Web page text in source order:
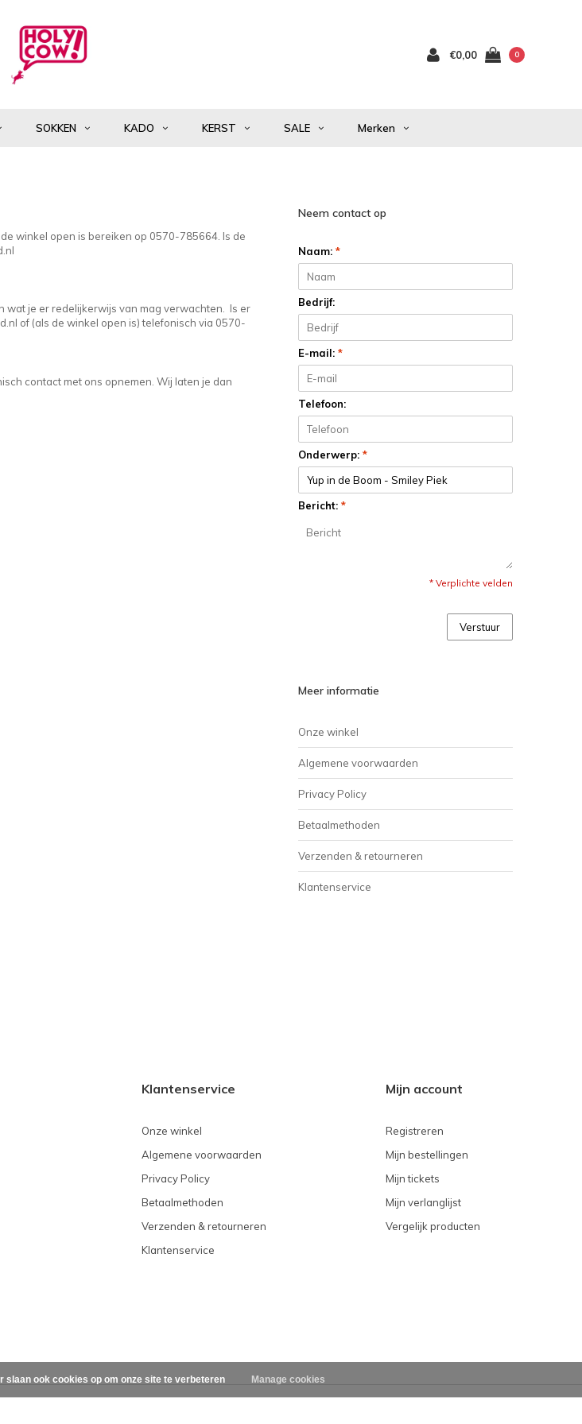
€0,00 0
SOKKEN KADO KERST SALE Merken
winkel open is bereiken op 0570-785664. Is de
wat je er redelijkerwijs van mag verwachten. Is er
of (als de winkel open is) telefonisch via 0570-
contact met ons opnemen. Wij laten je dan
Neem contact op
Naam: *
Bedrijf:
E-mail: *
Telefoon:
Onderwerp: *
Bericht: *
* Verplichte velden
Verstuur
Meer informatie
Onze winkel
Algemene voorwaarden
Privacy Policy
Betaalmethoden
Verzenden & retourneren
Klantenservice
Klantenservice
Onze winkel
Algemene voorwaarden
Privacy Policy
Betaalmethoden
Verzenden & retourneren
Klantenservice
Mijn account
Registreren
Mijn bestellingen
Mijn tickets
Mijn verlanglijst
Vergelijk producten
slaan ook cookies op om onze site te verbeteren Manage cookies